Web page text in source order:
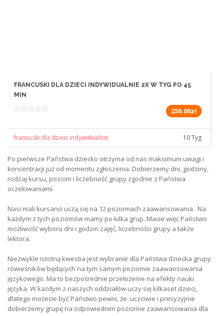
FRANCUSKI DLA DZIECI INDYWIDUALNIE 2X W TYG PO 45
MIN
250.00zł
francuski dla dzieci indywidualnie 10 Tyg
Po pierwsze Państwa dziecko otrzyma od nas maksimum uwagi i
koncentracji już od momentu zgłoszenia. Dobierzemy dni, godziny,
rodzaj kursu, poziom i liczebność grupy zgodnie z Państwa
oczekiwaniami.
Nasi mali kursanci uczą się na 12 poziomach zaawansowania. Na
każdym z tych poziomów mamy po kilka grup. Macie więc Państwo
możliwość wyboru dni i godzin zajęć, liczebności grupy a także
lektora.
Niezwykle istotną kwestia jest wybranie dla Państwa dziecka grupy
rówieśników będących na tym samym poziomie zaawansowania
językowego. Ma to bezpośrednie przełożenie na efekty nauki
języka. W każdym z naszych oddziałów uczy się kilkaset dzieci,
dlatego możecie być Państwo pewni, że uczciwie i precyzyjnie
dobierzemy grupę na odpowiednim poziomie zaawansowania dla